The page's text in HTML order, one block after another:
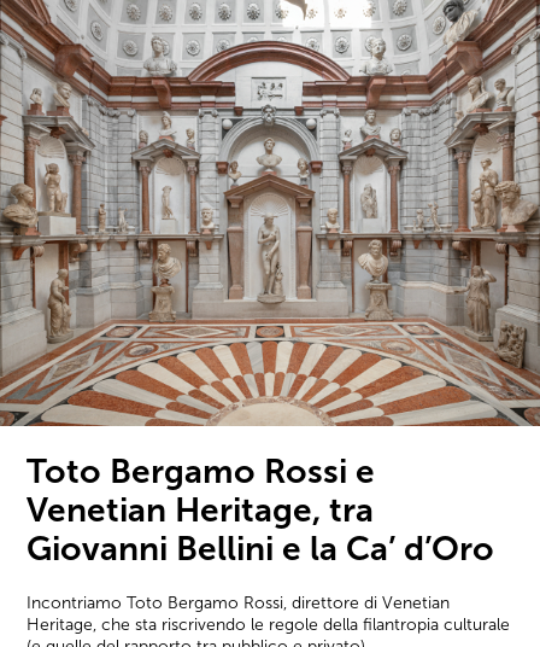
Toto Bergamo Rossi e
Venetian Heritage, tra
Giovanni Bellini e la Ca’ d’Oro
Incontriamo Toto Bergamo Rossi, direttore di Venetian
Heritage, che sta riscrivendo le regole della filantropia culturale